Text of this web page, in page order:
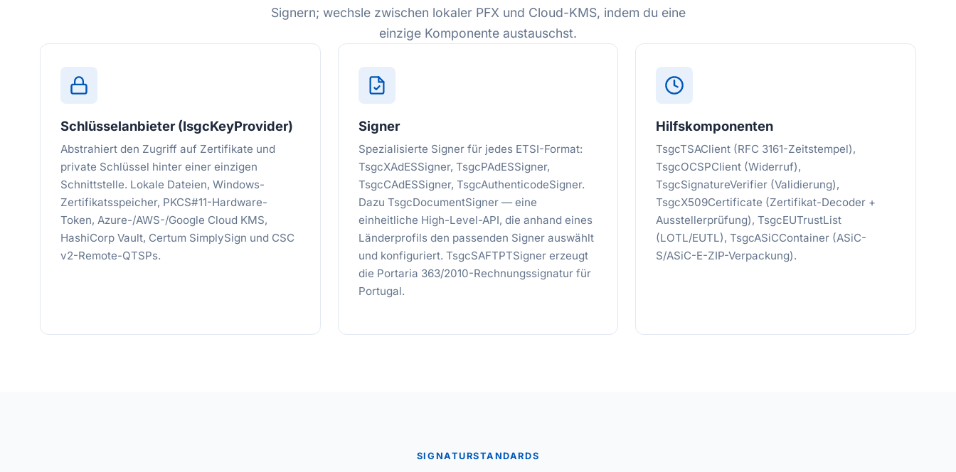
Signern; wechsle zwischen lokaler PFX und Cloud-KMS, indem du eine
einzige Komponente austauschst.
Schlüsselanbieter (IsgcKeyProvider)
Abstrahiert den Zugriff auf Zertifikate und
private Schlüssel hinter einer einzigen
Schnittstelle. Lokale Dateien, Windows-
Zertifikatsspeicher, PKCS#11-Hardware-
Token, Azure-/AWS-/Google Cloud KMS,
HashiCorp Vault, Certum SimplySign und CSC
v2-Remote-QTSPs.
Signer
Spezialisierte Signer für jedes ETSI-Format:
TsgcXAdESSigner, TsgcPAdESSigner,
TsgcCAdESSigner, TsgcAuthenticodeSigner.
Dazu TsgcDocumentSigner — eine
einheitliche High-Level-API, die anhand eines
Länderprofils den passenden Signer auswählt
und konfiguriert. TsgcSAFTPTSigner erzeugt
die Portaria 363/2010-Rechnungssignatur für
Portugal.
Hilfskomponenten
TsgcTSAClient (RFC 3161-Zeitstempel),
TsgcOCSPClient (Widerruf),
TsgcSignatureVerifier (Validierung),
TsgcX509Certificate (Zertifikat-Decoder +
Ausstellerprüfung), TsgcEUTrustList
(LOTL/EUTL), TsgcASiCContainer (ASiC-
S/ASiC-E-ZIP-Verpackung).
SIGNATURSTANDARDS